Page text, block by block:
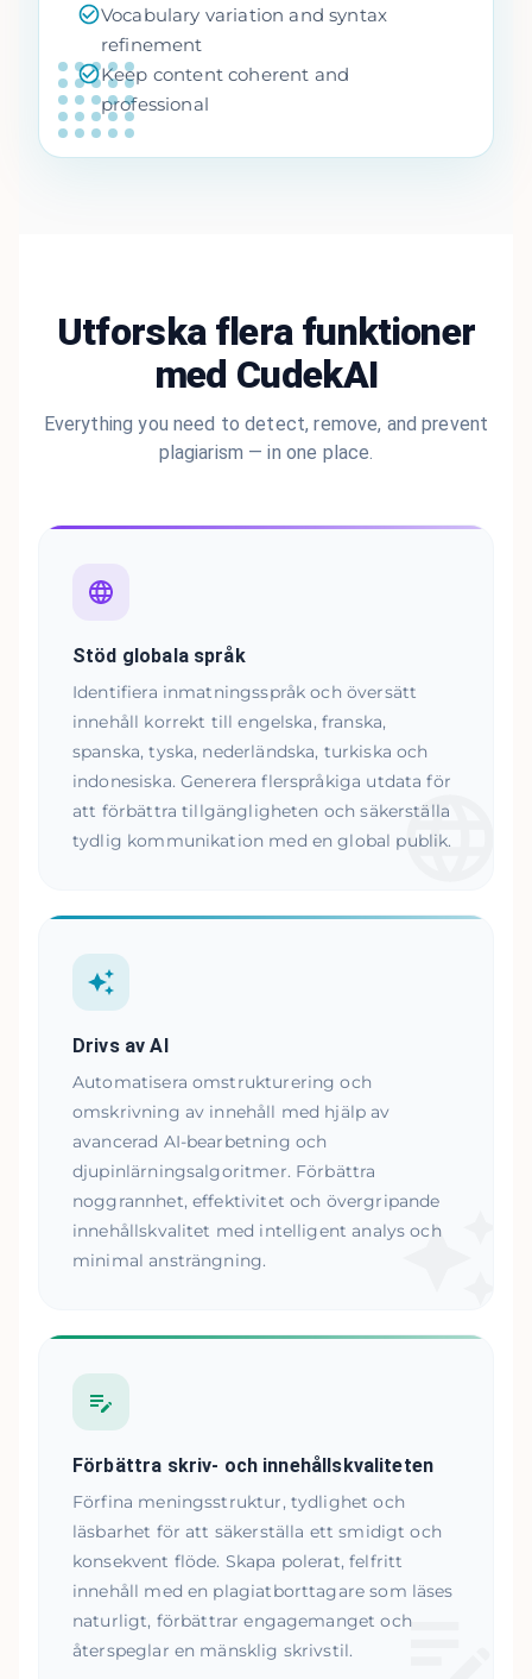
Vocabulary variation and syntax
refinement
Keep content coherent and
professional
Utforska flera funktioner
med CudekAI
Everything you need to detect, remove, and prevent
plagiarism — in one place.
Stöd globala språk
Identifiera inmatningsspråk och översätt
innehåll korrekt till engelska, franska,
spanska, tyska, nederländska, turkiska och
indonesiska. Generera flerspråkiga utdata för
att förbättra tillgängligheten och säkerställa
tydlig kommunikation med en global publik.
Drivs av AI
Automatisera omstrukturering och
omskrivning av innehåll med hjälp av
avancerad AI-bearbetning och
djupinlärningsalgoritmer. Förbättra
noggrannhet, effektivitet och övergripande
innehållskvalitet med intelligent analys och
minimal ansträngning.
Förbättra skriv- och innehållskvaliteten
Förfina meningsstruktur, tydlighet och
läsbarhet för att säkerställa ett smidigt och
konsekvent flöde. Skapa polerat, felfritt
innehåll med en plagiatborttagare som läses
naturligt, förbättrar engagemanget och
återspeglar en mänsklig skrivstil.